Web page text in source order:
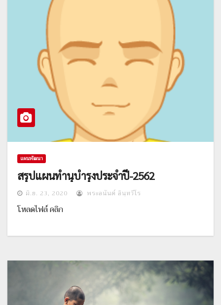
แผนพัฒนา
สรุปแผนทำนุบำรุงประจำปี-2562
มิ.ย. 23, 2020 พระอนันต์ อินฺทวีโร
โหลดไฟล์ คลิก